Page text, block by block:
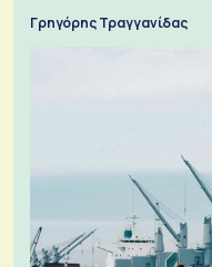
Γρηγόρης Τραγγανίδας